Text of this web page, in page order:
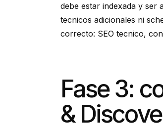
debe estar indexada y ser
tecnicos adicionales ni
correcto: SEO tecnico,
Fase 3:
&